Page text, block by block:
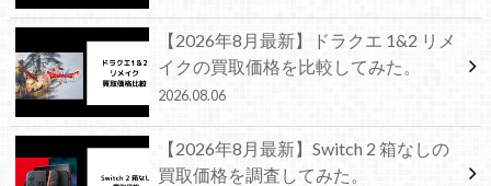
【2026年8月最新】ドラクエ 1&2 リメ
イクの買取価格を比較してみた。
2026.08.06
【2026年8月最新】Switch 2 箱なしの
買取価格を調査してみた。